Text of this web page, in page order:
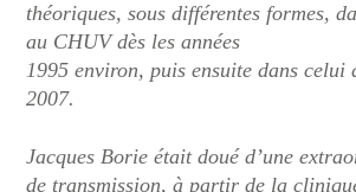
théoriques, sous différentes formes,
au CHUV dès les années
1995 environ, puis ensuite dans celui
2007.
Jacques Borie était doué d’une
de transmission, à partir de la